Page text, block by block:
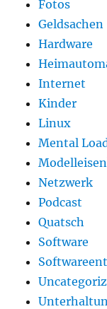
Fotos
Geldsachen
Hardware
Internet
Kinder
Linux
Mental
Netzwerk
Podcast
Quatsch
Software